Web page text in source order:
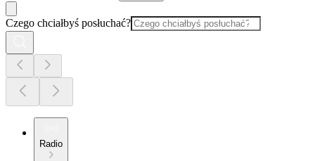
Czego chciałbyś posłuchać?
Radio